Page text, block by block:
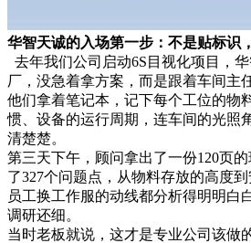
华智天诚的入场第一步：不是贴标识
去年我们公司启动6S目视化项目，
厂，没急着拿方案，而是跟着车间主
他们拿着笔记本，记下每个工位的物
惯、设备的运行周期，连车间的光照
清楚楚。
第三天下午，顾问拿出了一份120页
了327个问题点，从物料存放的高度
员工换工作服的动线都分析得明明白
调研还细。
当时老板就说，这才是专业公司该做